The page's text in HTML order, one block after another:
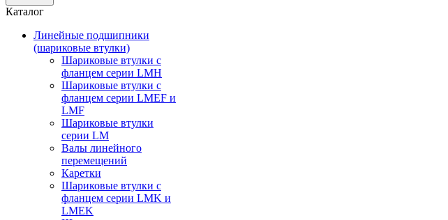
Каталог
Линейные подшипники
(шариковые втулки)
Шариковые втулки с
фланцем серии LMH
Шариковые втулки с
фланцем серии LMEF и
LMF
Шариковые втулки
серии LM
Валы линейного
перемещений
Каретки
Шариковые втулки с
фланцем серии LMK и
LMEK